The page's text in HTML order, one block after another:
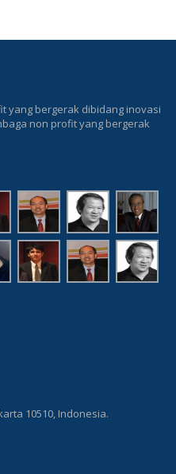
yang bergerak dibidang inovasi
non profit yang bergerak
10510, Indonesia.